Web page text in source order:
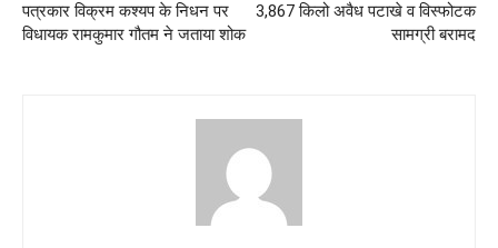
पत्रकार विक्रम कश्यप के निधन पर
विधायक रामकुमार गौतम ने जताया शोक
3,867 किलो अवैध पटाखे व विस्फोटक
सामग्री बरामद